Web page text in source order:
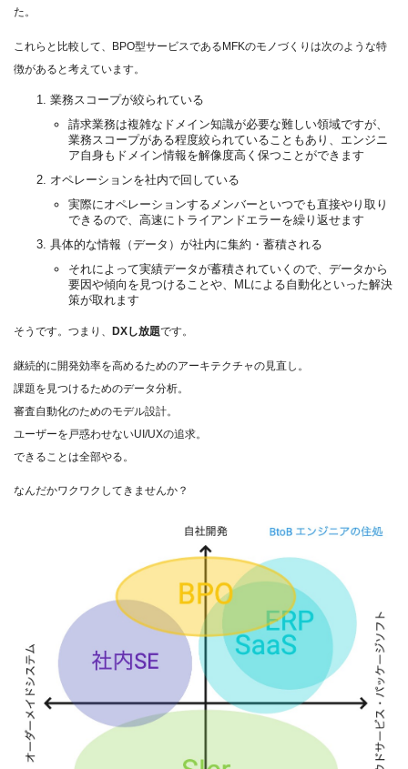
た。
これらと比較して、BPO型サービスであるMFKのモノづくりは次のような特
徴があると考えています。
業務スコープが絞られている
請求業務は複雑なドメイン知識が必要な難しい領域ですが、
業務スコープがある程度絞られていることもあり、エンジニ
ア自身もドメイン情報を解像度高く保つことができます
オペレーションを社内で回している
実際にオペレーションするメンバーといつでも直接やり取り
できるので、高速にトライアンドエラーを繰り返せます
具体的な情報（データ）が社内に集約・蓄積される
それによって実績データが蓄積されていくので、データから
要因や傾向を見つけることや、MLによる自動化といった解決
策が取れます
そうです。つまり、 DXし放題です。
継続的に開発効率を高めるためのアーキテクチャの見直し。
課題を見つけるためのデータ分析。
審査自動化のためのモデル設計。
ユーザーを戸惑わせないUI/UXの追求。
できることは全部やる。
なんだかワクワクしてきませんか？